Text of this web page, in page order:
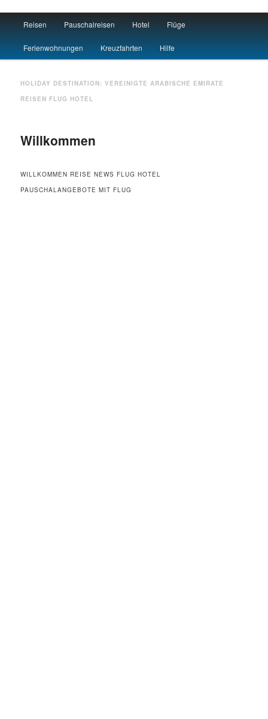
Travel : De
Skip to primary content
Skip to secondary content
Reisen Pauschalreisen Hotel Flüge
Ferienwohnungen Kreuzfahrten Hilfe
HOLIDAY DESTINATION:VEREINIGTE ARABISCHE EMIRATE
REISEN FLUG HOTEL
Willkommen
WILLKOMMEN REISE NEWS FLUG HOTEL
PAUSCHALANGEBOTE MIT FLUG